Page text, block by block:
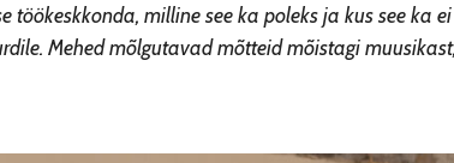
töökeskkonda, milline see ka poleks ja kus see ka
Mehed mõlgutavad mõtteid mõistagi